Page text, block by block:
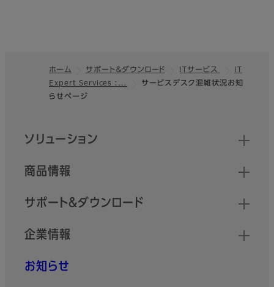
フッター
ホーム サポート＆ダウンロード ITサービス
Expert Services :…
サービスデスク混雑状況お知
らせページ
クイックリンク
ソリューション
商品情報
サポート＆ダウンロード
企業情報
お知らせ